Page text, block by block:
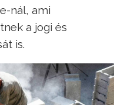
nál, ami
a jogi és
is.